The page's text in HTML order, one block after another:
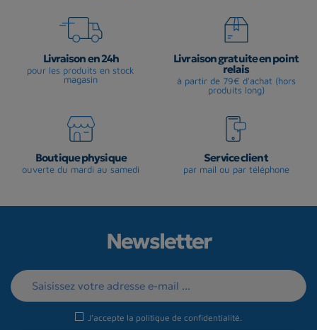
Livraison en 24h
pour les produits en stock
magasin
Livraison gratuite en point
relais
à partir de 79€ d'achat (hors
produits long)
Boutique physique
ouverte du mardi au samedi
Service client
par mail ou par téléphone
Newsletter
J'accepte la politique de confidentialité